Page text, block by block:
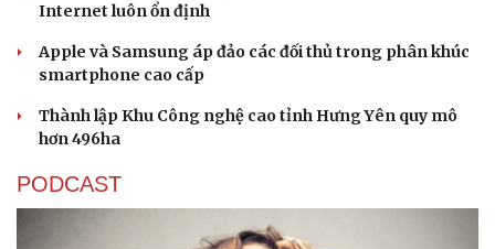
Internet luôn ổn định
Apple và Samsung áp đảo các đối thủ trong phân khúc
smartphone cao cấp
Thành lập Khu Công nghệ cao tỉnh Hưng Yên quy mô
hơn 496ha
PODCAST